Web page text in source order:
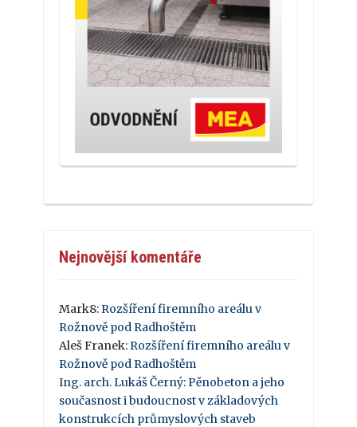
Nejnovější komentáře
Mark8:Rozšíření firemního areálu v
Rožnově pod Radhoštěm
Aleš Franek:Rozšíření firemního areálu v
Rožnově pod Radhoštěm
Ing. arch. Lukáš Černý:Pěnobeton a jeho
současnost i budoucnost v základových
konstrukcích průmyslových staveb